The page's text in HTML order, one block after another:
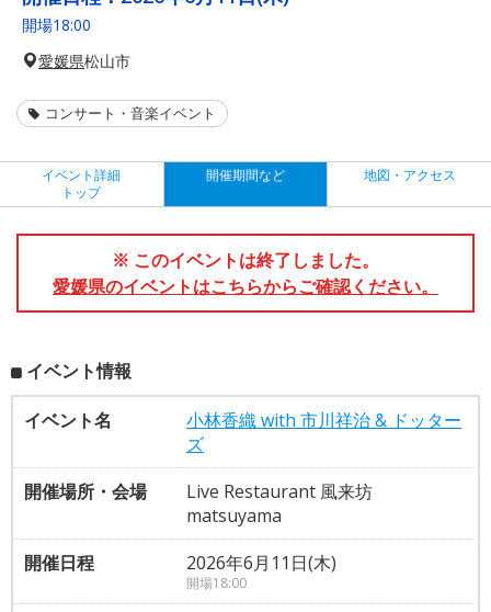
開場18:00
愛媛県松山市
コンサート・音楽イベント
イベント詳細
トップ
開催期間など 地図・アクセス
※ このイベントは終了しました。
愛媛県のイベントはこちらからご確認ください。
イベント情報
イベント名
小林香織 with 市川祥治 & ドッター
ズ
開催場所・会場
Live Restaurant 風来坊
matsuyama
開催日程
2026年6月11日(木)
開場18:00